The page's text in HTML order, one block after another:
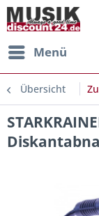
Menü
Übersicht